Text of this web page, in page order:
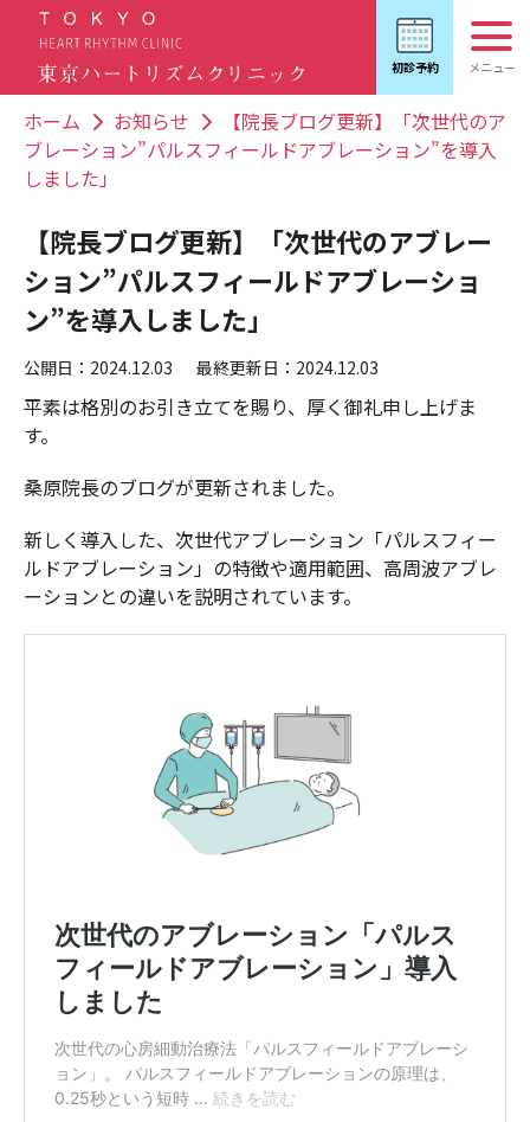
ホーム お知らせ
【院長ブログ更新】「次世代のア
ブレーション”パルスフィールドアブレーション”を導入
しました」
【院長ブログ更新】「次世代のアブレー
ション”パルスフィールドアブレーショ
ン”を導入しました」
公開日：2024.12.03 最終更新日：2024.12.03
平素は格別のお引き立てを賜り、厚く御礼申し上げま
す。
桑原院長のブログが更新されました。
新しく導入した、次世代アブレーション「パルスフィー
ルドアブレーション」の特徴や適用範囲、高周波アブレ
ーションとの違いを説明されています。